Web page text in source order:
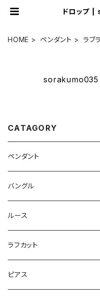
ドロップ
HOME ペンダント ラブ
sorakumo035
CATAGORY
ペンダント
ラブラドライト
オーバル
ドロップ
ホワイトラブラトライト
コンビ
アイオライトサンストーン
コンビ
カイヤナイト
バングル
ホワイトラブラドライト
ルース
パープルラブラドライト
マーキス
ラブラドライト
ラフカット
スペクトラライト
ピアス